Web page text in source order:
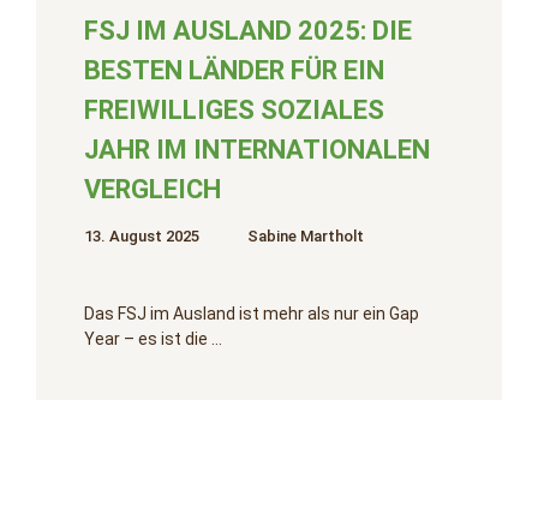
FSJ IM AUSLAND 2025: DIE
BESTEN LÄNDER FÜR EIN
FREIWILLIGES SOZIALES
JAHR IM INTERNATIONALEN
VERGLEICH
13. August 2025 Sabine Martholt
Das FSJ im Ausland ist mehr als nur ein Gap
Year – es ist die …